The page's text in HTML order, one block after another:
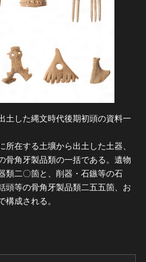
サイトのご意見はこちら
土した縄文時代後期初頭の資料一
在する土壙から出土した土器、
骨角牙製品類の一括である。遺物
類二〇箇と、削器・石鏃等の石
頭等の骨角牙製品類二五五箇、お
構成される。